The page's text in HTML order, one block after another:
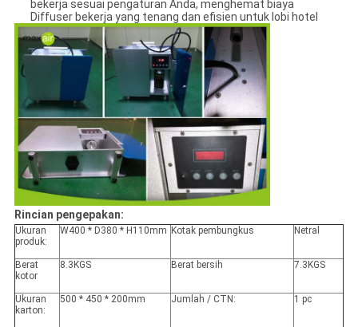
bekerja sesuai pengaturan Anda, menghemat biaya
Diffuser bekerja yang tenang dan efisien untuk lobi hotel
Rincian pengepakan:
Ukuran
produk:
W400 * D380 * H110mm Kotak pembungkus Netral
Berat
kotor
8.3KGS Berat bersih 7.3KGS
Ukuran
karton:
500 * 450 * 200mm Jumlah / CTN: 1 pc